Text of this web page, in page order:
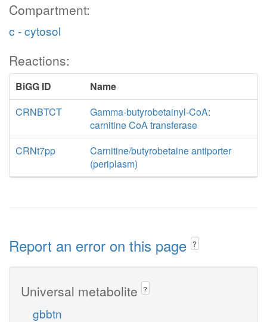
Compartment:
c - cytosol
Reactions:
BiGG ID
Name
CRNBTCT
Gamma-butyrobetainyl-CoA:
carnitine CoA transferase
CRNt7pp
Carnitine/butyrobetaine antiporter
(periplasm)
Report an error on this page ?
Universal metabolite ?
gbbtn